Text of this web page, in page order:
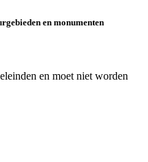
en monumenten
en moet niet worden